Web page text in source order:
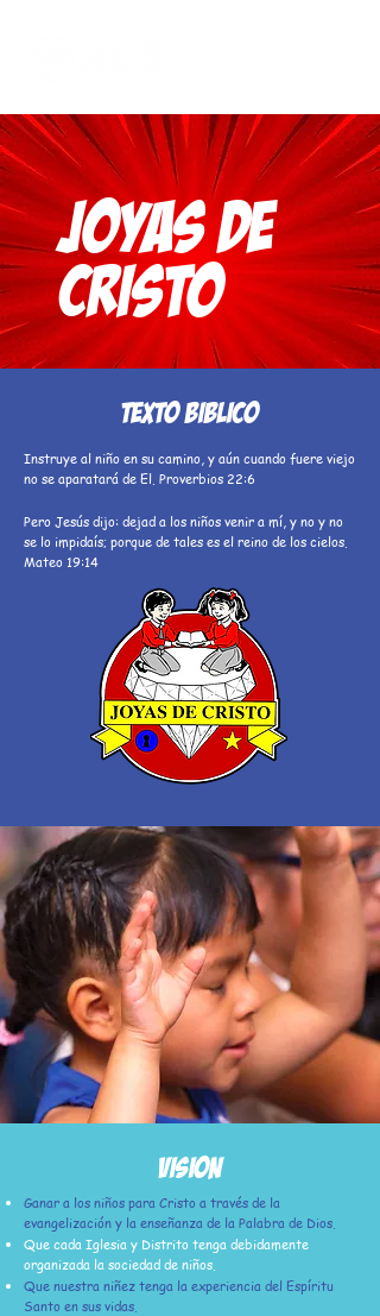
JOYAS DE
CRISTO
TEXTO BIBLICO
Instruye al niño en su camino, y aún cuando fuere viejo
no se aparatará de El. Proverbios 22:6
Pero Jesús dijo: dejad a los niños venir a mí, y no y no
se lo impidaís; porque de tales es el reino de los cielos.
Mateo 19:14
VISION
Ganar a los niños para Cristo a través de la
evangelización y la enseñanza de la Palabra de Dios.
Que cada Iglesia y Distrito tenga debidamente
organizada la sociedad de niños.
Que nuestra niñez tenga la experiencia del Espíritu
Santo en sus vidas.